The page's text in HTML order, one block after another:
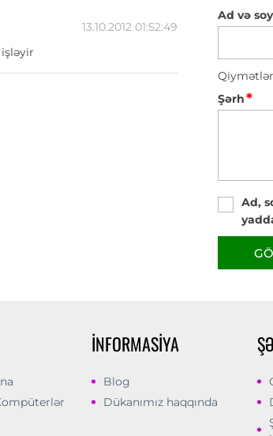
13.10.2012 01:52:49
Ad və
Şərh*
Ad,
İNFORMASIYA
Blog
Dükanımız haqqında